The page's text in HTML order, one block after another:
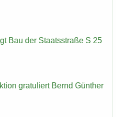
Bau der Staats­stra­ße S 25
gra­tu­liert Bernd Gün­ther